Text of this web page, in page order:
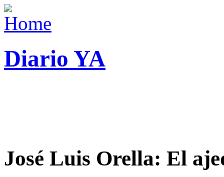
Diario YA
José Luis Orella: El